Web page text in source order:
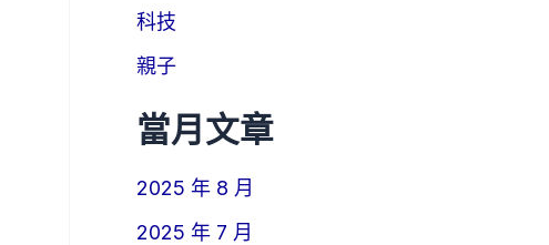
科技
親子
當月文章
2025 年 8 月
2025 年 7 月